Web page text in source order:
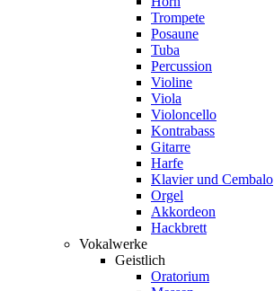
Trompete
Posaune
Tuba
Percussion
Violine
Viola
Violoncello
Kontrabass
Gitarre
Harfe
Klavier und Cembalo
Orgel
Akkordeon
Hackbrett
Vokalwerke
Geistlich
Oratorium